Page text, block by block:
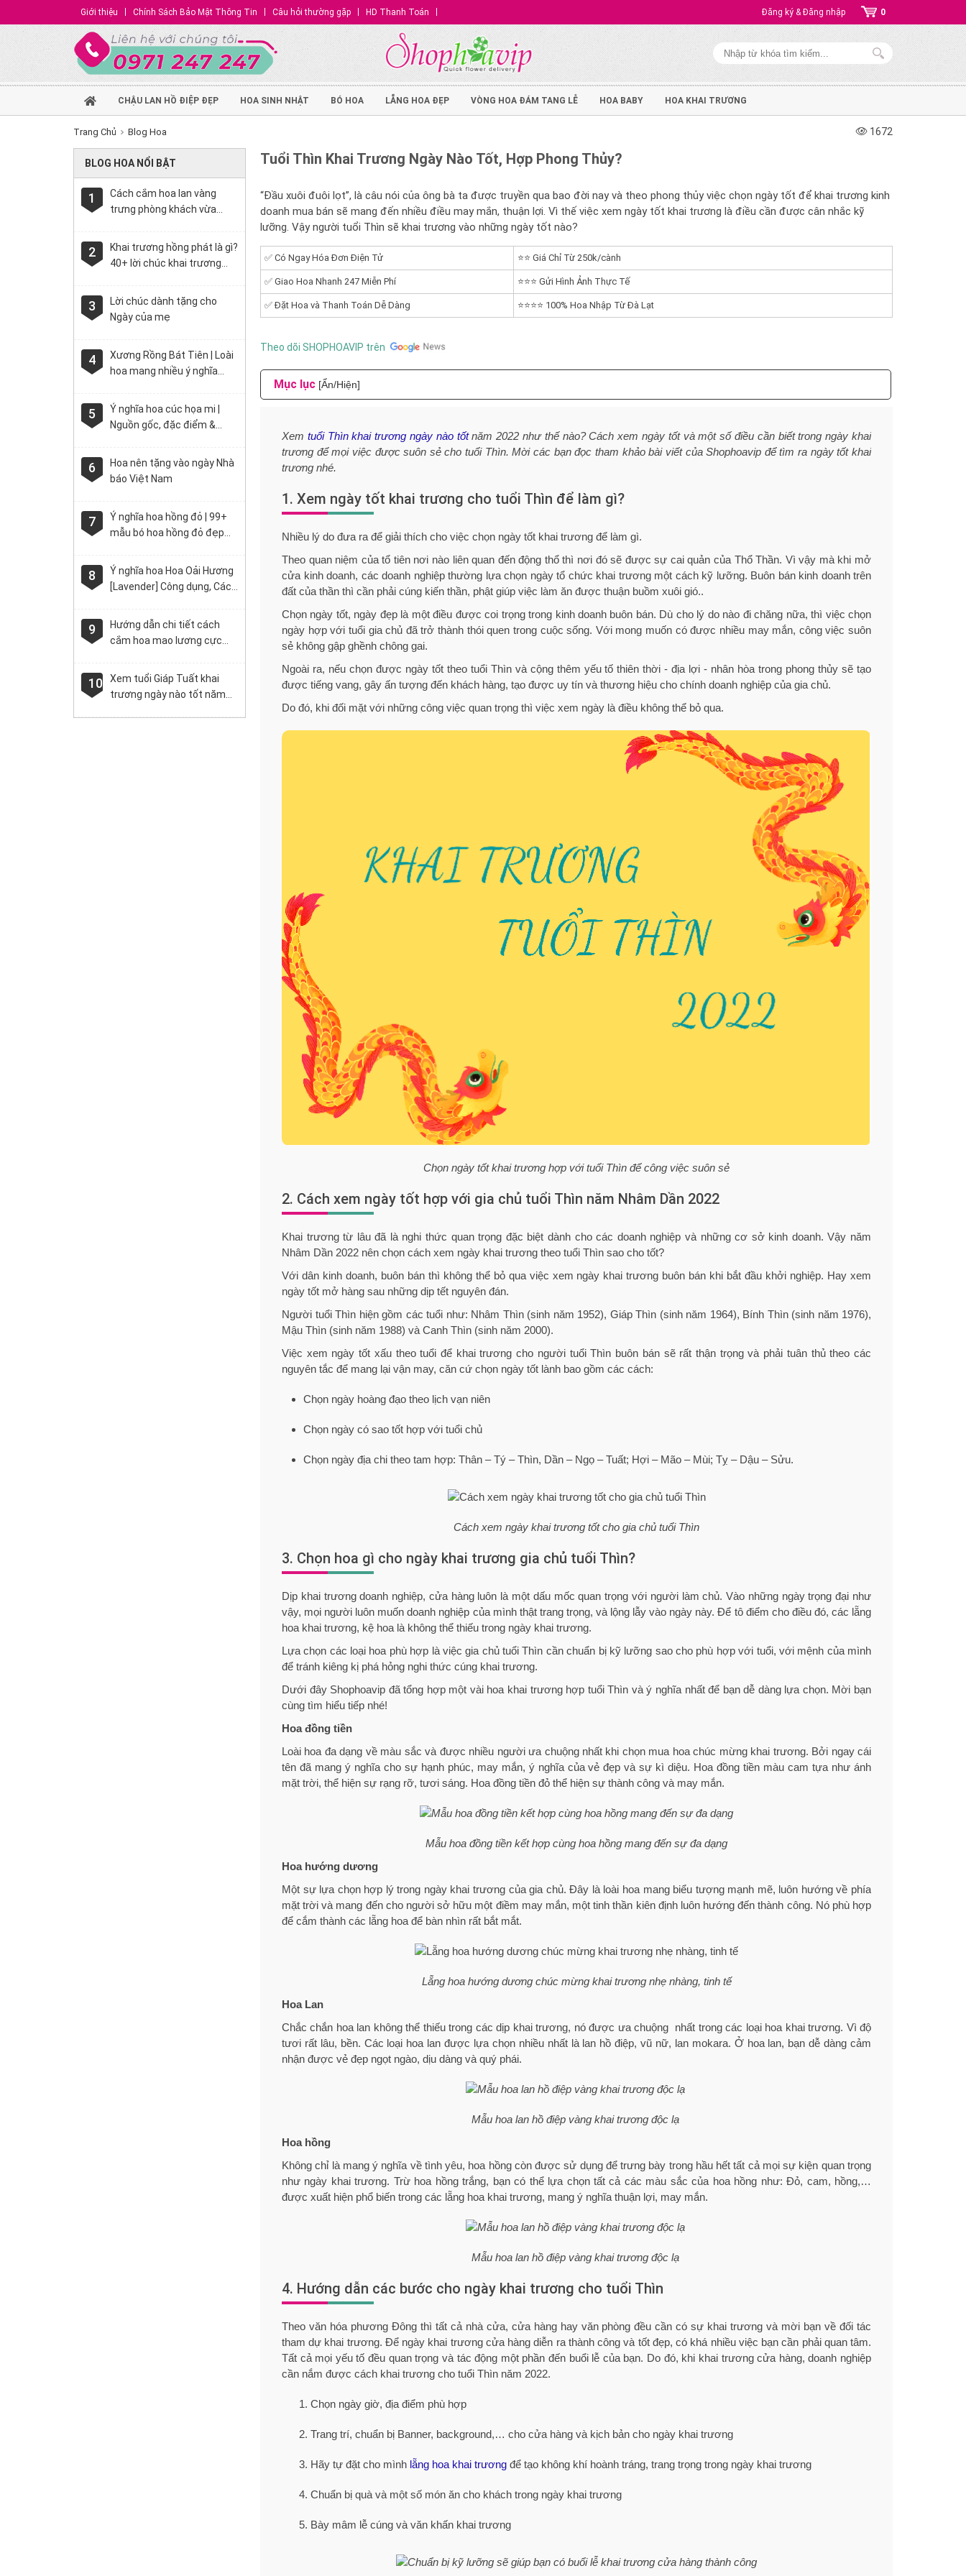
Giới thiệu Chính Sách Bảo Mật Thông Tin Câu hỏi thường gặp HD Thanh Toán Đăng ký & Đăng nhập 0
CHẬU LAN HỒ ĐIỆP ĐẸP HOA SINH NHẬT BÓ HOA LẴNG HOA ĐẸP VÒNG HOA ĐÁM TANG LỄ HOA BABY HOA KHAI TRƯƠNG
Trang Chủ Blog Hoa 1672
BLOG HOA NỔI BẬT
1
Cách cắm hoa lan vàng
trưng phòng khách vừa
2
Khai trương hồng phát là gì?
40+ lời chúc khai trương
3
Lời chúc dành tặng cho
Ngày của mẹ
4
Xương Rồng Bát Tiên | Loài
hoa mang nhiều ý nghĩa
5
Ý nghĩa hoa cúc họa mi |
Nguồn gốc, đặc điểm &
6
Hoa nên tặng vào ngày Nhà
báo Việt Nam
7
Ý nghĩa hoa hồng đỏ | 99+
mẫu bó hoa hồng đỏ đẹp
8
Ý nghĩa hoa Hoa Oải Hương
[Lavender] Công dụng, Cách
9
Hướng dẫn chi tiết cách
cắm hoa mao lương cực
10
Xem tuổi Giáp Tuất khai
trương ngày nào tốt năm
Tuổi Thìn Khai Trương Ngày Nào Tốt, Hợp Phong Thủy?
“Đầu xuôi đuôi lọt”, là câu nói của ông bà ta được truyền qua bao đời nay và theo phong thủy việc chọn ngày tốt để khai trương kinh
doanh mua bán sẽ mang đến nhiều điều may mắn, thuận lợi. Vì thế việc xem ngày tốt khai trương là điều cần được cân nhắc kỹ
lưỡng. Vậy người tuổi Thìn sẽ khai trương vào những ngày tốt nào?
✅ Có Ngay Hóa Đơn Điện Tử ⭐⭐ Giá Chỉ Từ 250k/cành
✅ Giao Hoa Nhanh 247 Miễn Phí ⭐⭐⭐ Gửi Hình Ảnh Thực Tế
✅ Đặt Hoa và Thanh Toán Dễ Dàng ⭐⭐⭐⭐ 100% Hoa Nhập Từ Đà Lạt
Theo dõi SHOPHOAVIP trên
Mục lục [Ẩn/Hiện]
Xem tuổi Thìn khai trương ngày nào tốtnăm 2022 như thế nào? Cách xem ngày tốt và một số điều cần biết trong ngày khai
trương để mọi việc được suôn sẻ cho tuổi Thìn. Mời các bạn đọc tham khảo bài viết của Shophoavip để tìm ra ngày tốt khai
trương nhé.
1. Xem ngày tốt khai trương cho tuổi Thìn để làm gì?
Nhiều lý do đưa ra để giải thích cho việc chọn ngày tốt khai trương để làm gì.
Theo quan niệm của tổ tiên nơi nào liên quan đến động thổ thì nơi đó sẽ được sự cai quản của Thổ Thần. Vì vậy mà khi mở
cửa kinh doanh, các doanh nghiệp thường lựa chọn ngày tổ chức khai trương một cách kỹ lưỡng. Buôn bán kinh doanh trên
đất của thần thì cần phải cúng kiến thần, phật giúp việc làm ăn được thuận buồm xuôi gió..
Chọn ngày tốt, ngày đẹp là một điều được coi trọng trong kinh doanh buôn bán. Dù cho lý do nào đi chăng nữa, thì việc chọn
ngày hợp với tuổi gia chủ đã trở thành thói quen trong cuộc sống. Với mong muốn có được nhiều may mắn, công việc suôn
sẻ không gập ghềnh chông gai.
Ngoài ra, nếu chọn được ngày tốt theo tuổi Thìn và cộng thêm yếu tố thiên thời - địa lợi - nhân hòa trong phong thủy sẽ tạo
được tiếng vang, gây ấn tượng đến khách hàng, tạo được uy tín và thương hiệu cho chính doanh nghiệp của gia chủ.
Do đó, khi đối mặt với những công việc quan trọng thì việc xem ngày là điều không thể bỏ qua.
Chọn ngày tốt khai trương hợp với tuổi Thìn để công việc suôn sẻ
2. Cách xem ngày tốt hợp với gia chủ tuổi Thìn năm Nhâm Dần 2022
Khai trương từ lâu đã là nghi thức quan trọng đặc biệt dành cho các doanh nghiệp và những cơ sở kinh doanh. Vậy năm
Nhâm Dần 2022 nên chọn cách xem ngày khai trương theo tuổi Thìn sao cho tốt?
Với dân kinh doanh, buôn bán thì không thể bỏ qua việc xem ngày khai trương buôn bán khi bắt đầu khởi nghiệp. Hay xem
ngày tốt mở hàng sau những dịp tết nguyên đán.
Người tuổi Thìn hiện gồm các tuổi như: Nhâm Thìn (sinh năm 1952), Giáp Thìn (sinh năm 1964), Bính Thìn (sinh năm 1976),
Mậu Thìn (sinh năm 1988) và Canh Thìn (sinh năm 2000).
Việc xem ngày tốt xấu theo tuổi để khai trương cho người tuổi Thìn buôn bán sẽ rất thận trọng và phải tuân thủ theo các
nguyên tắc để mang lại vận may, căn cứ chọn ngày tốt lành bao gồm các cách:
Chọn ngày hoàng đạo theo lịch vạn niên
Chọn ngày có sao tốt hợp với tuổi chủ
Chọn ngày địa chi theo tam hợp: Thân – Tý – Thìn, Dần – Ngọ – Tuất; Hợi – Mão – Mùi; Tỵ – Dậu – Sửu.
Cách xem ngày khai trương tốt cho gia chủ tuổi Thìn
3. Chọn hoa gì cho ngày khai trương gia chủ tuổi Thìn?
Dịp khai trương doanh nghiệp, cửa hàng luôn là một dấu mốc quan trọng với người làm chủ. Vào những ngày trọng đại như
vậy, mọi người luôn muốn doanh nghiệp của mình thật trang trọng, và lộng lẫy vào ngày này. Để tô điểm cho điều đó, các lẵng
hoa khai trương, kệ hoa là không thể thiếu trong ngày khai trương.
Lựa chọn các loại hoa phù hợp là việc gia chủ tuổi Thìn cần chuẩn bị kỹ lưỡng sao cho phù hợp với tuổi, với mệnh của mình
để tránh kiêng kị phá hỏng nghi thức cúng khai trương.
Dưới đây Shophoavip đã tổng hợp một vài hoa khai trương hợp tuổi Thìn và ý nghĩa nhất để bạn dễ dàng lựa chọn. Mời bạn
cùng tìm hiểu tiếp nhé!
Hoa đồng tiền
Loài hoa đa dạng về màu sắc và được nhiều người ưa chuộng nhất khi chọn mua hoa chúc mừng khai trương. Bởi ngay cái
tên đã mang ý nghĩa cho sự hạnh phúc, may mắn, ý nghĩa của vẻ đẹp và sự kì diệu. Hoa đồng tiền màu cam tựa như ánh
mặt trời, thể hiện sự rạng rỡ, tươi sáng. Hoa đồng tiền đỏ thể hiện sự thành công và may mắn.
Mẫu hoa đồng tiền kết hợp cùng hoa hồng mang đến sự đa dạng
Hoa hướng dương
Một sự lựa chọn hợp lý trong ngày khai trương của gia chủ. Đây là loài hoa mang biểu tượng mạnh mẽ, luôn hướng về phía
mặt trời và mang đến cho người sở hữu một điềm may mắn, một tinh thần kiên định luôn hướng đến thành công. Nó phù hợp
để cắm thành các lẵng hoa để bàn nhìn rất bắt mắt.
Lẵng hoa hướng dương chúc mừng khai trương nhẹ nhàng, tinh tế
Hoa Lan
Chắc chắn hoa lan không thể thiếu trong các dịp khai trương, nó được ưa chuộng nhất trong các loại hoa khai trương. Vì độ
tươi rất lâu, bền. Các loại hoa lan được lựa chọn nhiều nhất là lan hồ điệp, vũ nữ, lan mokara. Ở hoa lan, bạn dễ dàng cảm
nhận được vẻ đẹp ngọt ngào, dịu dàng và quý phái.
Mẫu hoa lan hồ điệp vàng khai trương độc lạ
Hoa hồng
Không chỉ là mang ý nghĩa về tình yêu, hoa hồng còn được sử dụng để trưng bày trong hầu hết tất cả mọi sự kiện quan trọng
như ngày khai trương. Trừ hoa hồng trắng, bạn có thể lựa chọn tất cả các màu sắc của hoa hồng như: Đỏ, cam, hồng,…
được xuất hiện phổ biến trong các lẵng hoa khai trương, mang ý nghĩa thuận lợi, may mắn.
Mẫu hoa lan hồ điệp vàng khai trương độc lạ
4. Hướng dẫn các bước cho ngày khai trương cho tuổi Thìn
Theo văn hóa phương Đông thì tất cả nhà cửa, cửa hàng hay văn phòng đều cần có sự khai trương và mời bạn về đối tác
tham dự khai trương. Để ngày khai trương cửa hàng diễn ra thành công và tốt đẹp, có khá nhiều việc bạn cần phải quan tâm.
Tất cả mọi yếu tố đều quan trọng và tác động một phần đến buổi lễ của bạn. Do đó, khi khai trương cửa hàng, doanh nghiệp
cần nắm được cách khai trương cho tuổi Thìn năm 2022.
Chọn ngày giờ, địa điểm phù hợp
Trang trí, chuẩn bị Banner, background,… cho cửa hàng và kịch bản cho ngày khai trương
Hãy tự đặt cho mình lẵng hoa khai trương để tạo không khí hoành tráng, trang trọng trong ngày khai trương
Chuẩn bị quà và một số món ăn cho khách trong ngày khai trương
Bày mâm lễ cúng và văn khấn khai trương